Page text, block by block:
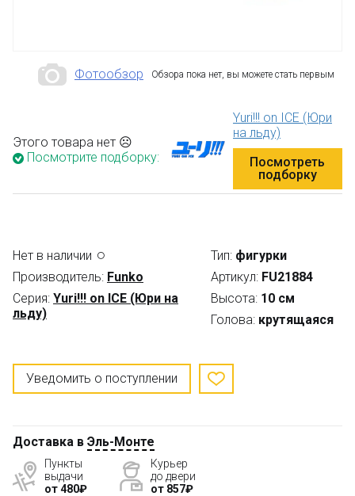
Фотообзор Обзора пока нет, вы можете стать первым
Этого товара нет ☹
Посмотрите подборку:
Yuri!!! on ICE (Юри
на льду)
Посмотреть
подборку
Нет в наличии
Производитель: Funko
Серия: Yuri!!! on ICE (Юри на
льду)
Тип: фигурки
Артикул: FU21884
Высота: 10 см
Голова: крутящаяся
Уведомить о поступлении
Доставка в Эль-Монте
Пункты
выдачи
от 480₽
Курьер
до двери
от 857₽